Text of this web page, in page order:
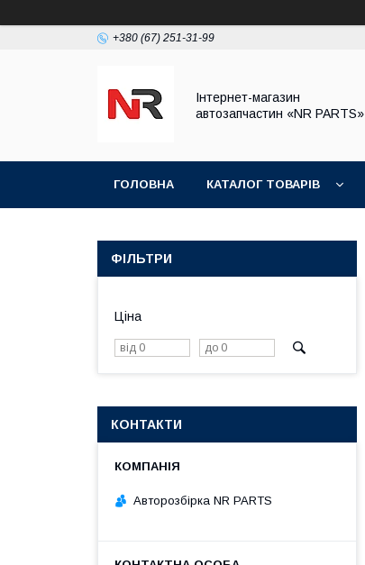
+380 (67) 251-31-99
Інтернет-магазин
автозапчастин «NR PARTS»
ГОЛОВНА КАТАЛОГ ТОВАРІВ
ФІЛЬТРИ
Ціна
КОНТАКТИ
Авторозбірка NR PARTS